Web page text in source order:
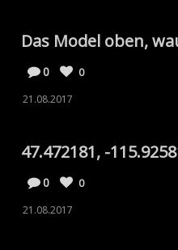
Das Model oben,
0
0
21.08.2017
47.472181, -
0
0
21.08.2017